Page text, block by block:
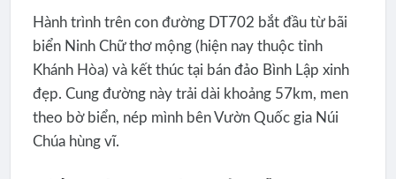
Hành trình trên con đường DT702 bắt đầu từ bãi
biển Ninh Chữ thơ mộng (hiện nay thuộc tỉnh
Khánh Hòa) và kết thúc tại bán đảo Bình Lập xinh
đẹp. Cung đường này trải dài khoảng 57km, men
theo bờ biển, nép mình bên Vườn Quốc gia Núi
Chúa hùng vĩ.